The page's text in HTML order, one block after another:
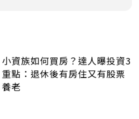
小資族如何買房？達人曝投資3
重點：退休後有房住又有股票
養老